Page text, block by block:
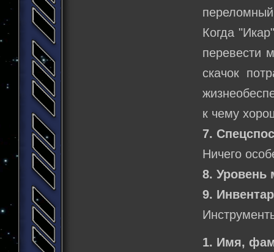
Когда
перевести
скачок
к чему
7.
Ничего
8. Уровень
9.
1. Имя,